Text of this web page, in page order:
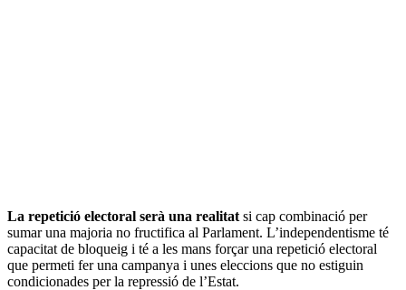
La repetició electoral serà una realitat si cap combinació per
sumar una majoria no fructifica al Parlament. L’independentisme té
capacitat de bloqueig i té a les mans forçar una repetició electoral
que permeti fer una campanya i unes eleccions que no estiguin
condicionades per la repressió de l’Estat.